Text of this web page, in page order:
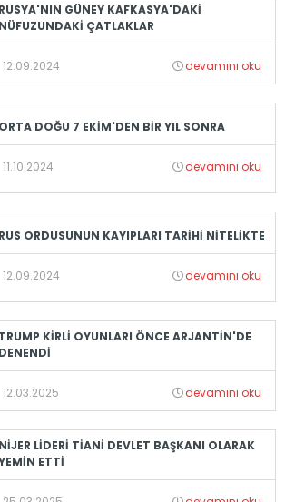
RUSYA'NIN GÜNEY KAFKASYA'DAKİ
NÜFUZUNDAKİ ÇATLAKLAR
12.09.2024 devamını oku
ORTA DOĞU 7 EKİM'DEN BİR YIL SONRA
11.10.2024 devamını oku
RUS ORDUSUNUN KAYIPLARI TARİHİ NİTELİKTE
12.09.2024 devamını oku
TRUMP KİRLİ OYUNLARI ÖNCE ARJANTİN'DE
DENENDİ
12.03.2025 devamını oku
NİJER LİDERİ TİANİ DEVLET BAŞKANI OLARAK
ETTİ